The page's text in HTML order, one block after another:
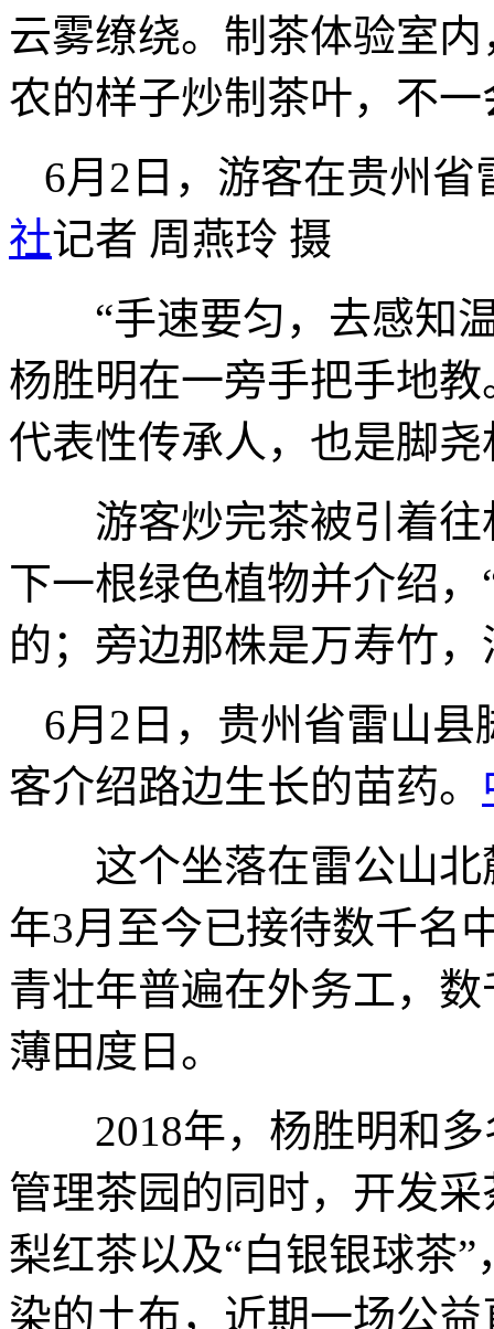
云雾缭绕。制茶体验室
农的样子炒制茶叶，不
6月2日，游客在贵州
社记者 周燕玲 摄
“手速要匀，去感知温
杨胜明在一旁手把手地
代表性传承人，也是脚
游客炒完茶被引着往
下一根绿色植物并介绍
的；旁边那株是万寿竹，
6月2日，贵州省雷山
客介绍路边生长的苗药。
这个坐落在雷公山北
年3月至今已接待数千名
青壮年普遍在外务工，
薄田度日。
2018年，杨胜明和多
管理茶园的同时，开发
梨红茶以及“白银银球茶
染的土布，近期一场公